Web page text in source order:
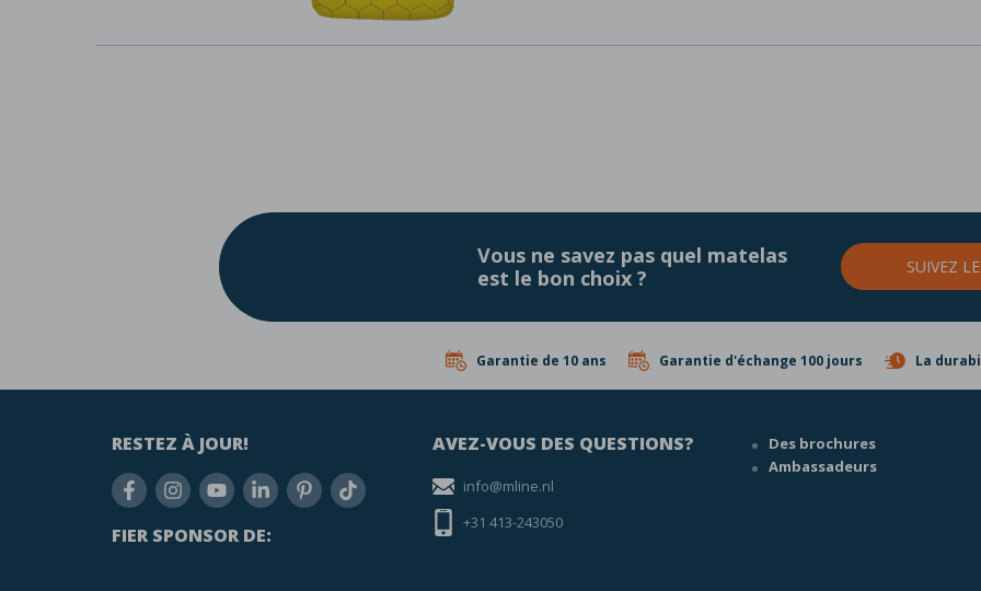
Vous ne savez pas quel matelas
est le bon choix ?
SUIVEZ LE
Garantie de 10 ans Garantie d'échange 100 jours La
RESTEZ À JOUR!
FIER SPONSOR DE:
AVEZ-VOUS DES QUESTIONS?
info@mline.nl
+31 413-243050
Des brochures
Ambassadeurs